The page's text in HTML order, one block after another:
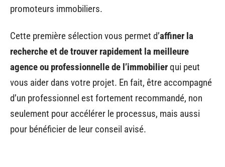
promoteurs immobiliers.
Cette première sélection vous permet d’affiner la
recherche et de trouver rapidement la meilleure
agence ou professionnelle de l’immobilierqui peut
vous aider dans votre projet. En fait, être accompagné
d’un professionnel est fortement recommandé, non
seulement pour accélérer le processus, mais aussi
pour bénéficier de leur conseil avisé.